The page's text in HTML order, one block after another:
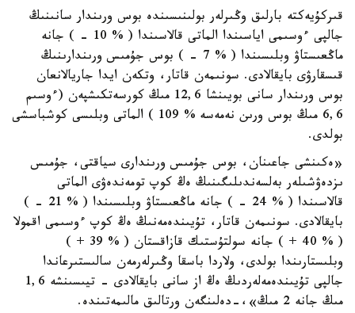
قىركۇيەكتە بارلىق وڭىرلەر بولىنىسىندە بوس ورىندار سانىنىڭ
جالپى ءوسىمى اياسىندا الماتى قالاسىندا ( % 10 - ) جانە
ماڭعىستاۋ وبلىسىندا ( % 7 - ) بوس جۇمىس ورىندارىنىڭ
قىسقارۋى بايقالادى. سونىمەن قاتار، وتكەن ايدا جاريالانعان
بوس ورىندار سانى بويىنشا 12,6 مىڭ كورسەتكىشپەن (ءوسىم
6,6 مىڭ بوس ورىن نەمەسە % 109 ) الماتى وبلىسى كوشباسشى
بولدى.
«ەكىنشى جاعىنان، بوس جۇمىس ورىندارى سياقتى، جۇمىس
ىزدەۋشىلەر بەلسەندىلىگىنىڭ ەڭ كوپ تومەندەۋى الماتى
قالاسىندا ( % 24 - ) جانە ماڭعىستاۋ وبلىسىندا ( % 21 - )
بايقالادى. سونىمەن قاتار، تۇيىندەمەنىڭ ەڭ كوپ ءوسىمى اقمولا
( % 40 + ) جانە سولتۇستىك قازاقستان ( % 39 + )
وبلىستارىندا بولدى، ولاردا باسقا وڭىرلەرمەن سالىستىرعاندا
جالپى تۇيىندەمەلەردىڭ ەڭ از سانى بايقالادى - تيىسىنشە 1,6
مىڭ جانە 2 مىڭ»،-دەلىنگەن ورتالىق مالىمەتىندە.